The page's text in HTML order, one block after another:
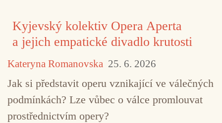
Kyjevský kolektiv Opera Aperta
a jejich empatické divadlo krutosti
Kateryna Romanovska 25. 6. 2026
Jak si představit operu vznikající ve válečných
podmínkách? Lze vůbec o válce promlouvat
prostřednictvím opery?